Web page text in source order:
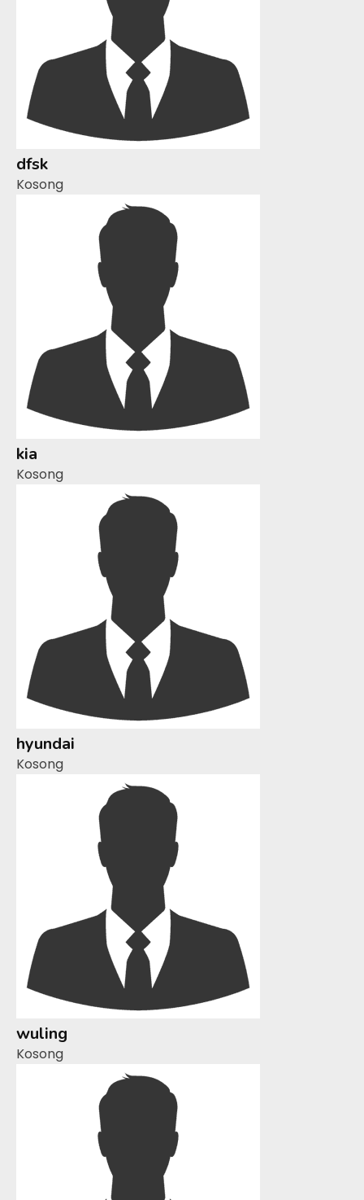
dfsk
Kosong
kia
Kosong
hyundai
Kosong
wuling
Kosong